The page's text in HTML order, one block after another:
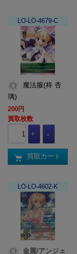
LO-LO-4679-C
璃)
200円
買取枚数
買取カート
LO-LO-4602-K